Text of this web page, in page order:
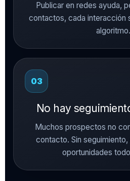
Publicar en redes ayuda,
contactos, cada interacción
algoritmo.
03
No hay
Muchos prospectos no
contacto. Sin
oportunidades